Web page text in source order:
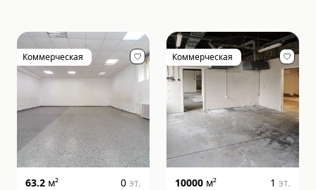
Коммерческая
63.2 м² 0 эт.
Коммерческая
10000 м² 1 эт.